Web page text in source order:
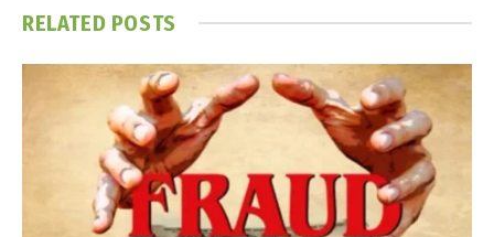
RELATED POSTS